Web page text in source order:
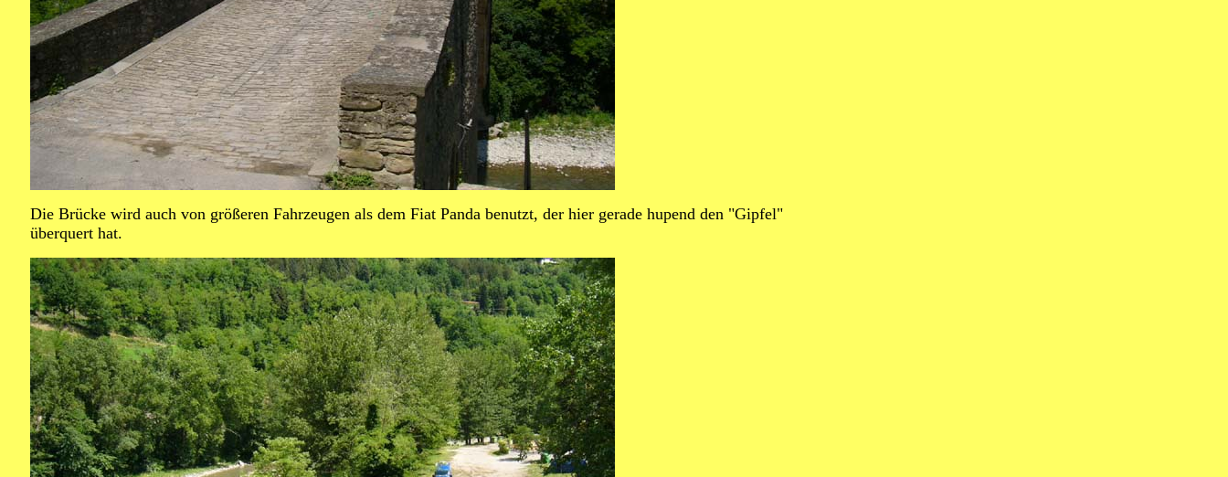
Die Brücke wird auch von größeren Fahrzeugen als dem Fiat Panda benutzt, der hier gerade hupend den "Gipfel"
überquert hat.